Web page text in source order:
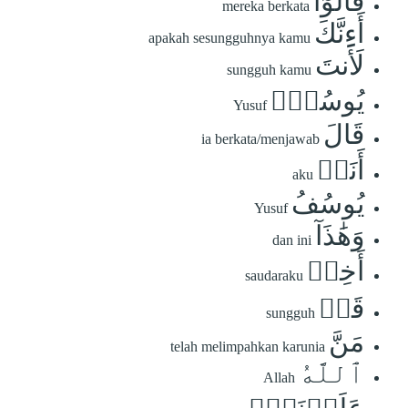
mereka berkata
أَءِنَّكَ apakah sesungguhnya kamu
لَأَنتَ sungguh kamu
يُوسُفُۖ Yusuf
قَالَ ia berkata/menjawab
أَنَا۠ aku
يُوسُفُ Yusuf
وَهَٰذَآ dan ini
أَخِيۖ saudaraku
قَدۡ sungguh
مَنَّ telah melimpahkan karunia
ٱللَّهُ Allah